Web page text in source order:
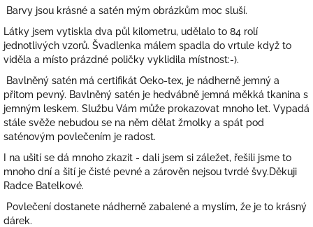
Barvy jsou krásné a satén mým obrázkům moc sluší.
Látky jsem vytiskla dva půl kilometru, udělalo to 84 rolí
jednotlivých vzorů. Švadlenka málem spadla do vrtule když to
viděla a místo prázdné poličky vyklidila místnost:-).
Bavlněný satén má certifikát Oeko-tex, je nádherně jemný a
přitom pevný. Bavlněný satén je hedvábně jemná měkká tkanina s
jemným leskem. Službu Vám může prokazovat mnoho let. Vypadá
stále svěže nebudou se na něm dělat žmolky a spát pod
saténovým povlečením je radost.
I na ušití se dá mnoho zkazit - dali jsem si záležet, řešili jsme to
mnoho dní a šití je čisté pevné a zárověn nejsou tvrdé švy.Děkuji
Radce Batelkové.
Povlečení dostanete nádherně zabalené a myslím, že je to krásný
dárek.